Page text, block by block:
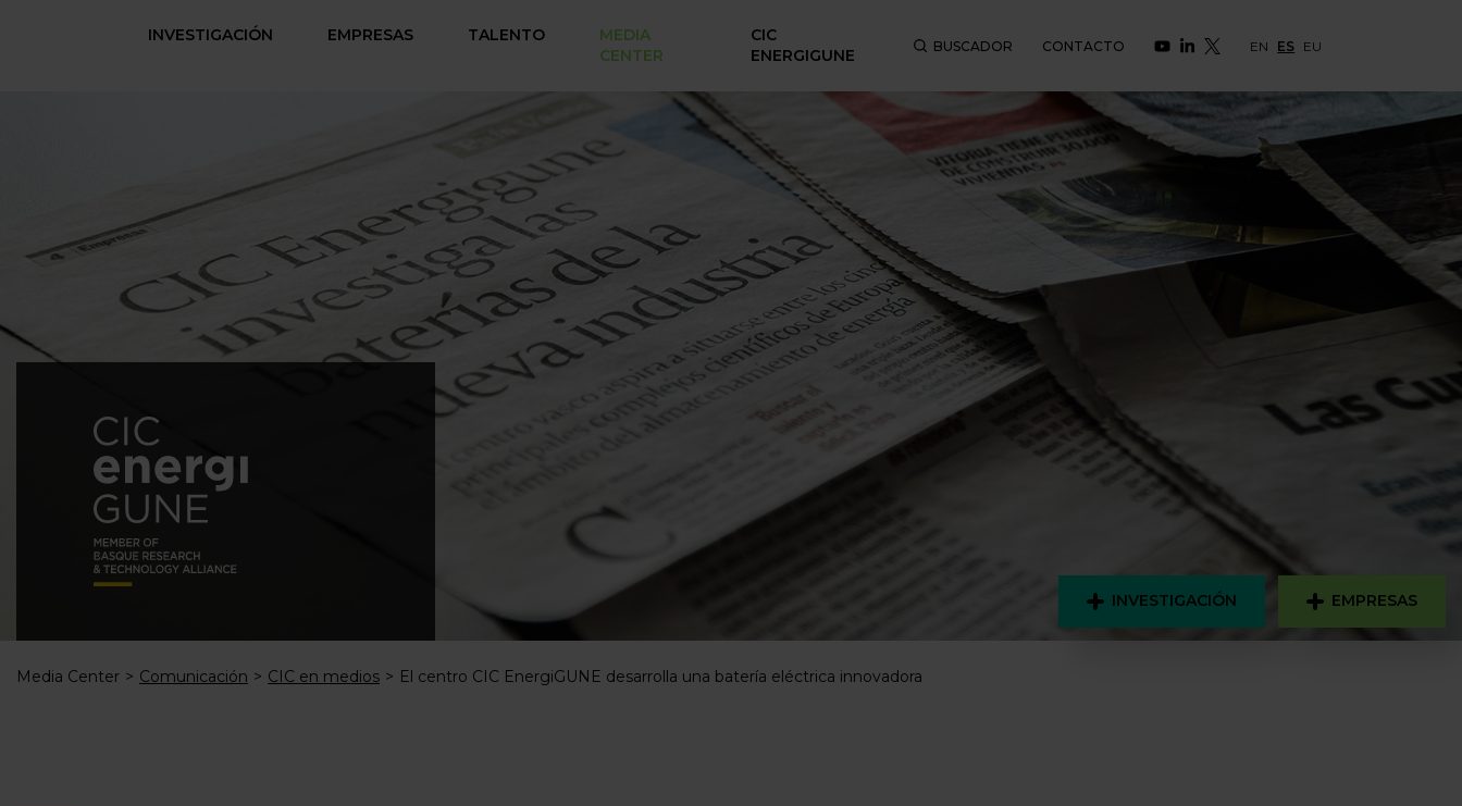
INVESTIGACIÓN EMPRESAS TALENTO
MEDIA
CENTER
CIC
ENERGIGUNE
BUSCADOR CONTACTO EN ES EU
INVESTIGACIÓN EMPRESAS
Media Center Comunicación CIC en medios El centro CIC EnergiGUNE desarrolla una batería eléctrica innovadora